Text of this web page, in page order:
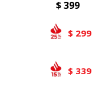
$ 399
$ 299
$ 339